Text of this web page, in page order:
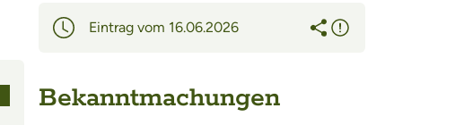
Eintrag vom 16.06.2026
Bekanntmachungen